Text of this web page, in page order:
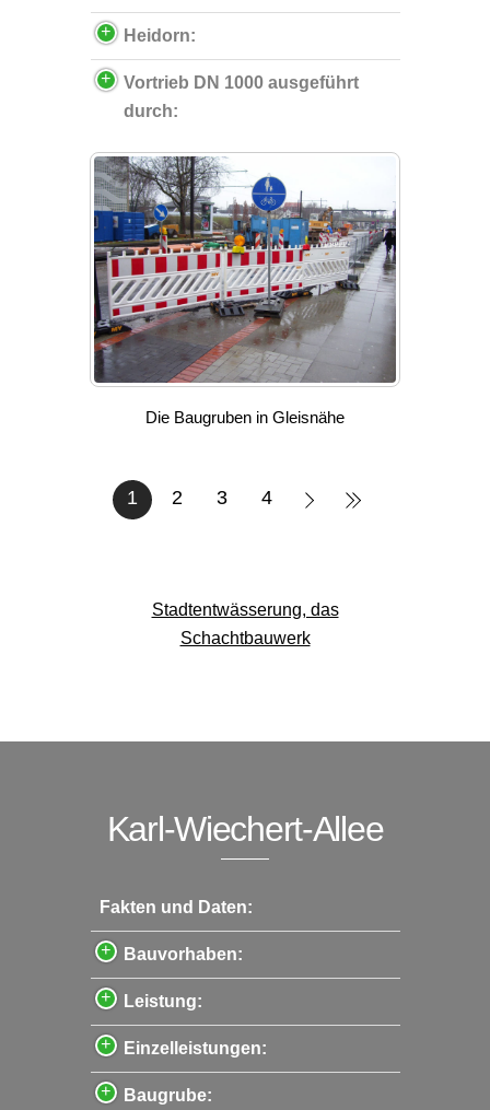
Heidorn:
Vortrieb DN 1000 ausgeführt
durch:
Die Baugruben in Gleisnähe
1 2 3 4
Stadtentwässerung, das
Schachtbauwerk
Karl-Wiechert-Allee
Fakten und Daten:
Bauvorhaben:
Leistung:
Einzelleistungen:
Baugrube: